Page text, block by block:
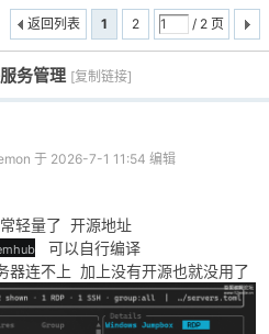
1
2 / 2 页
返回列表
务管理 [复制链接]
于 2026-7-1 11:54 编辑
轻量了 开源地址
可以自行编译
器连不上 加上没有开源也就没用了